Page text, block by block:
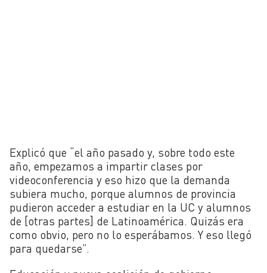
Explicó que “el año pasado y, sobre todo este
año, empezamos a impartir clases por
videoconferencia y eso hizo que la demanda
subiera mucho, porque alumnos de provincia
pudieron acceder a estudiar en la UC y alumnos
de [otras partes] de Latinoamérica. Quizás era
como obvio, pero no lo esperábamos. Y eso llegó
para quedarse”.